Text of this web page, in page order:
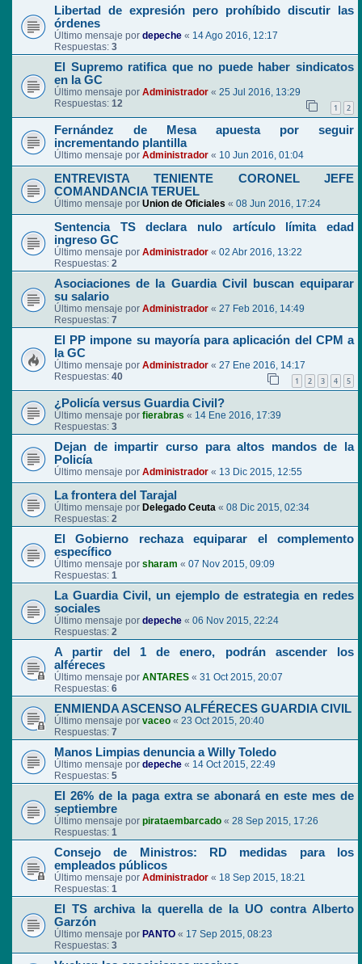
Libertad de expresión pero prohíbido discutir las
órdenes
Último mensaje por depeche « 14 Ago 2016, 12:17
Respuestas: 3
El Supremo ratifica que no puede haber sindicatos
en la GC
Último mensaje por Administrador « 25 Jul 2016, 13:29
Respuestas: 12 1 2
Fernández de Mesa apuesta por seguir
incrementando plantilla
Último mensaje por Administrador « 10 Jun 2016, 01:04
ENTREVISTA TENIENTE CORONEL JEFE
COMANDANCIA TERUEL
Último mensaje por Union de Oficiales « 08 Jun 2016, 17:24
Sentencia TS declara nulo artículo límita edad
ingreso GC
Último mensaje por Administrador « 02 Abr 2016, 13:22
Respuestas: 2
Asociaciones de la Guardia Civil buscan equiparar
su salario
Último mensaje por Administrador « 27 Feb 2016, 14:49
Respuestas: 7
El PP impone su mayoría para aplicación del CPM a
la GC
Último mensaje por Administrador « 27 Ene 2016, 14:17
Respuestas: 40 1 2 3 4 5
¿Policía versus Guardia Civil?
Último mensaje por fierabras « 14 Ene 2016, 17:39
Respuestas: 3
Dejan de impartir curso para altos mandos de la
Policía
Último mensaje por Administrador « 13 Dic 2015, 12:55
La frontera del Tarajal
Último mensaje por Delegado Ceuta « 08 Dic 2015, 02:34
Respuestas: 2
El Gobierno rechaza equiparar el complemento
específico
Último mensaje por sharam « 07 Nov 2015, 09:09
Respuestas: 1
La Guardia Civil, un ejemplo de estrategia en redes
sociales
Último mensaje por depeche « 06 Nov 2015, 22:24
Respuestas: 2
A partir del 1 de enero, podrán ascender los
alféreces
Último mensaje por ANTARES « 31 Oct 2015, 20:07
Respuestas: 6
ENMIENDA ASCENSO ALFÉRECES GUARDIA CIVIL
Último mensaje por vaceo « 23 Oct 2015, 20:40
Respuestas: 7
Manos Limpias denuncia a Willy Toledo
Último mensaje por depeche « 14 Oct 2015, 22:49
Respuestas: 5
El 26% de la paga extra se abonará en este mes de
septiembre
Último mensaje por pirataembarcado « 28 Sep 2015, 17:26
Respuestas: 1
Consejo de Ministros: RD medidas para los
empleados públicos
Último mensaje por Administrador « 18 Sep 2015, 18:21
Respuestas: 1
El TS archiva la querella de la UO contra Alberto
Garzón
Último mensaje por PANTO « 17 Sep 2015, 08:23
Respuestas: 3